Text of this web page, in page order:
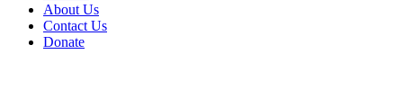
About Us
Contact Us
Donate